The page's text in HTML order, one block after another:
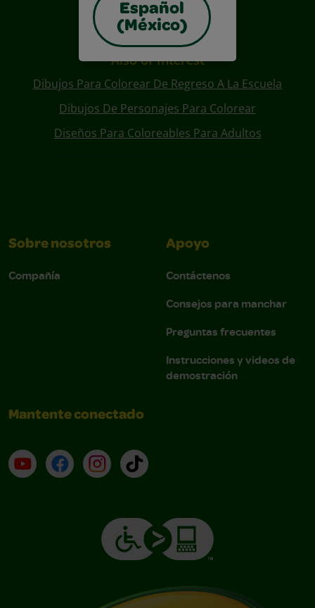
Español
(México)
Also of Interest
Dibujos Para Colorear De Regreso A La Escuela
Dibujos De Personajes Para Colorear
Diseños Para Coloreables Para Adultos
Sobre nosotros
Compañía
Apoyo
Contáctenos
Consejos para manchar
Preguntas frecuentes
Instrucciones y videos de
demostración
Mantente conectado
YouTube (en inglés)
Facebook (en inglés)
Instagram (en inglés)
TikTok